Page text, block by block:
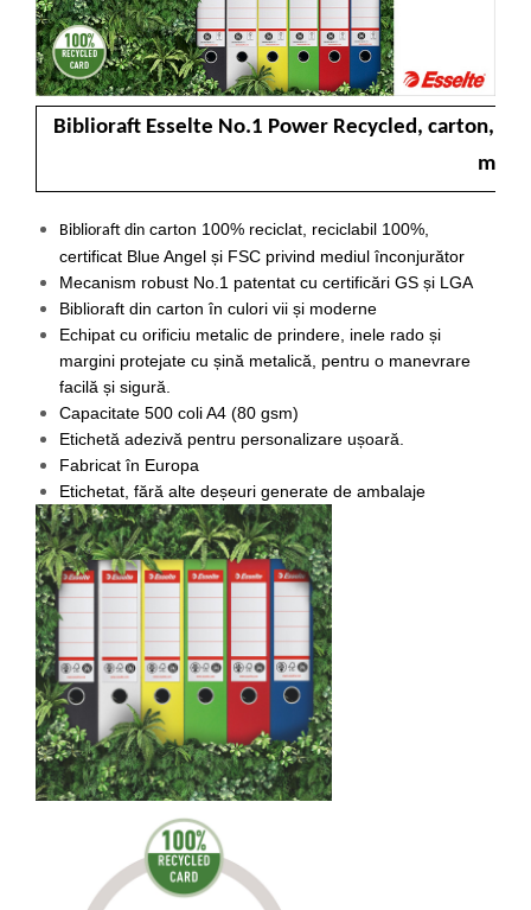
Camasi
Pantaloni
Pantaloni cu pieptar
Hanorace
Jachete
Veste
Reflectorizante
Incaltaminte
Incaltaminte de lucru si protectie
Incaltaminte de oras si munte
Echipamente medicale
Manusi de protectie
Accesorii pentru protectia capului
Casti de protectie
Antifoane
Ochelari de protectie si viziere
Masti de protectie respiratorie
Sepci, caciuli si esarfe
Pachete promotionale
Accesorii pentru protectia muncii
Sosete de lucru
Branturi
Diverse accesorii
Articole de unica folosinta
Copii - tricouri si hanorace
Comunicare si prezentare
Flipchart-uri
Biblioraft Esselte No.1 Power Recycled, carton,
mm
Biblioraft din carton 100% reciclat, reciclabil 100%,
certificat Blue Angel și FSC privind mediul înconjurător
Mecanism robust No.1 patentat cu certificări GS și LGA
Biblioraft din carton în culori vii și moderne
Echipat cu orificiu metalic de prindere, inele rado și
margini protejate cu șină metalică, pentru o manevrare
facilă și sigură.
Capacitate 500 coli A4 (80 gsm)
Etichetă adezivă pentru personalizare ușoară.
Fabricat în Europa
Etichetat, fără alte deșeuri generate de ambalaje